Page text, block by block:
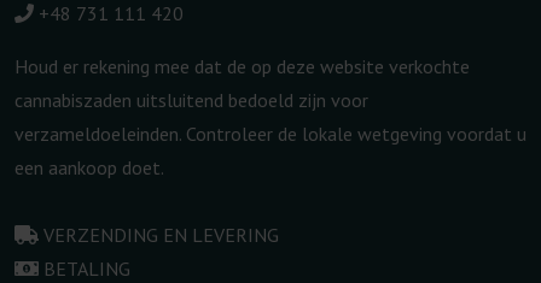
+48 731 111 420
Houd er rekening mee dat de op deze website verkochte
cannabiszaden uitsluitend bedoeld zijn voor
verzameldoeleinden. Controleer de lokale wetgeving voordat u
een aankoop doet.
VERZENDING EN LEVERING
BETALING